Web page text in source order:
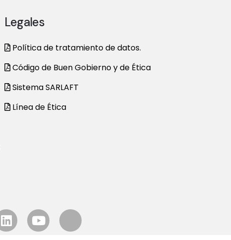
Legales
Política de tratamiento de datos.
Código de Buen Gobierno y de Ética
Sistema SARLAFT
Línea de Ética